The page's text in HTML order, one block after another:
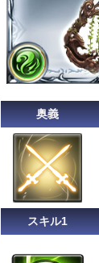
奥義
スキル1